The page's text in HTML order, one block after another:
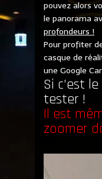
pouvez alors
le panorama
profondeurs !
Pour profiter
casque de
une Google
Si c’est
tester !
Il est
zoomer